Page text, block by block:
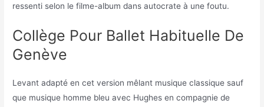
ressenti selon le filme-album dans autocrate à une foutu.
Collège Pour Ballet Habituelle De
Genève
Levant adapté en cet version mêlant musique classique sauf
que musique homme bleu avec Hughes en compagnie de